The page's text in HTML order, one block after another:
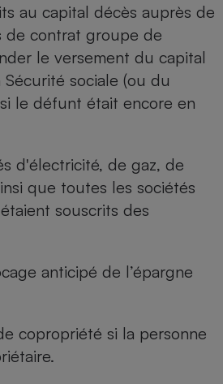
au capital décès auprès de
de contrat groupe de
le versement du capital
sociale (ou du
le défunt était encore en
d'électricité, de gaz, de
que toutes les sociétés
souscrits des
anticipé de l’épargne
copropriété si la personne